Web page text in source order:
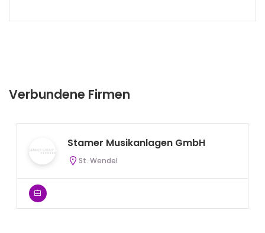
Verbundene Firmen
Stamer Musikanlagen GmbH
St. Wendel